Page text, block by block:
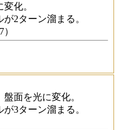
化。
2ターン溜まる。
面を光に変化。
3ターン溜まる。